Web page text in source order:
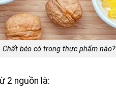
Chất béo có trong thực phẩm nào?
2 nguồn là: